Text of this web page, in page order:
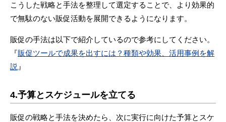
こうした戦略と手法を整理して選定することで、より効果的
で無駄のない販促活動を展開できるようになります。
販促の手法は以下で紹介しているので参考にしてください。
『販促ツールで成果を出すには？種類や効果、活用事例を解
説』
4.予算とスケジュールを立てる
販促の戦略と手法を決めたら、次に実行に向けた予算とスケ